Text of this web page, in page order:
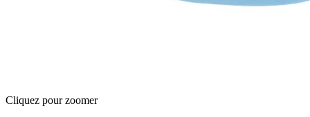
Cliquez pour zoomer